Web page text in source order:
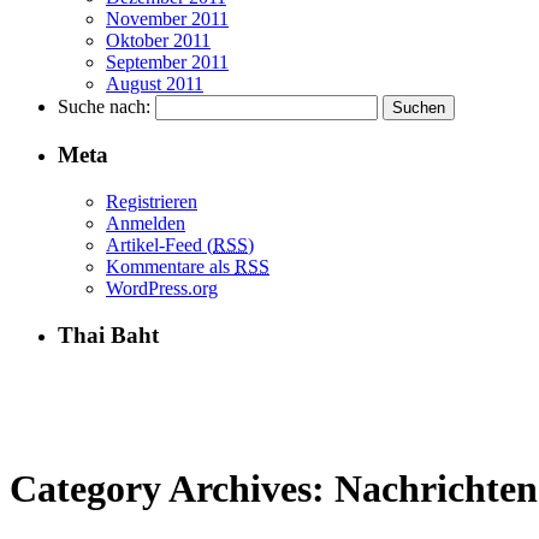
November 2011
Oktober 2011
September 2011
August 2011
Suche nach:
Meta
Registrieren
Anmelden
Artikel-Feed (RSS)
Kommentare als RSS
WordPress.org
Thai Baht
Category Archives: Nachrichten